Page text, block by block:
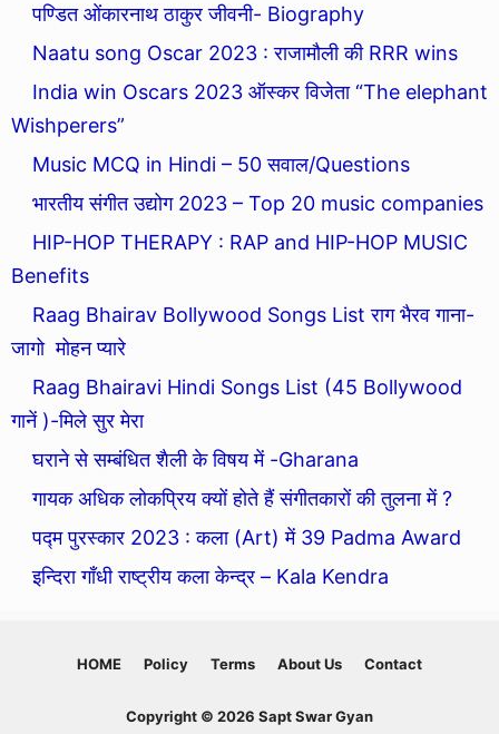
पण्डित ओंकारनाथ ठाकुर जीवनी- Biography
Naatu song Oscar 2023 : राजामौली की RRR wins
India win Oscars 2023 ऑस्कर विजेता “The elephant
Wishperers”
Music MCQ in Hindi – 50 सवाल/Questions
भारतीय संगीत उद्योग 2023 – Top 20 music companies
HIP-HOP THERAPY : RAP and HIP-HOP MUSIC
Benefits
Raag Bhairav Bollywood Songs List राग भैरव गाना-
जागो मोहन प्यारे
Raag Bhairavi Hindi Songs List (45 Bollywood
गानें )-मिले सुर मेरा
घराने से सम्बंधित शैली के विषय में -Gharana
गायक अधिक लोकप्रिय क्यों होते हैं संगीतकारों की तुलना में ?
पद्म पुरस्कार 2023 : कला (Art) में 39 Padma Award
इन्दिरा गाँधी राष्ट्रीय कला केन्द्र – Kala Kendra
HOME Policy Terms About Us Contact
Copyright © 2026 Sapt Swar Gyan